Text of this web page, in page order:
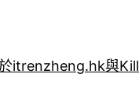
itrenzheng.hk與